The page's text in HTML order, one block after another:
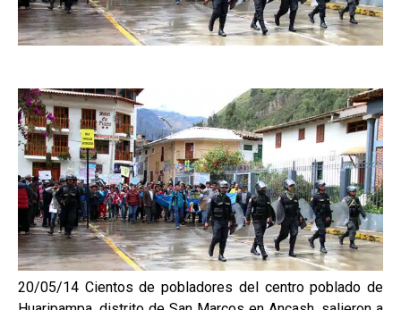
20/05/14 Cientos de pobladores del centro poblado de